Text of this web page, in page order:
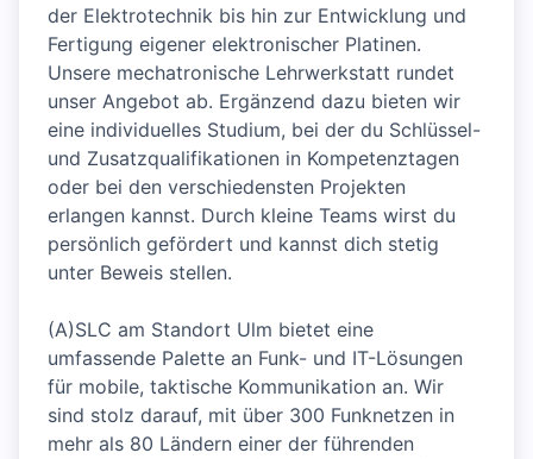
der Elektrotechnik bis hin zur Entwicklung und
Fertigung eigener elektronischer Platinen.
Unsere mechatronische Lehrwerkstatt rundet
unser Angebot ab. Ergänzend dazu bieten wir
eine individuelles Studium, bei der du Schlüssel-
und Zusatzqualifikationen in Kompetenztagen
oder bei den verschiedensten Projekten
erlangen kannst. Durch kleine Teams wirst du
persönlich gefördert und kannst dich stetig
unter Beweis stellen.
(A)SLC am Standort Ulm bietet eine
umfassende Palette an Funk- und IT-Lösungen
für mobile, taktische Kommunikation an. Wir
sind stolz darauf, mit über 300 Funknetzen in
mehr als 80 Ländern einer der führenden